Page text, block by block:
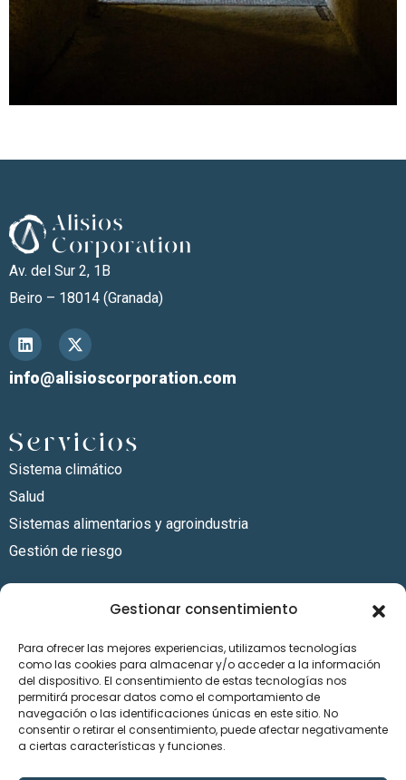
Gestionar consentimiento
Para ofrecer las mejores experiencias, utilizamos tecnologías
como las cookies para almacenar y/o acceder a la información
del dispositivo. El consentimiento de estas tecnologías nos
permitirá procesar datos como el comportamiento de
navegación o las identificaciones únicas en este sitio. No
consentir o retirar el consentimiento, puede afectar negativamente
a ciertas características y funciones.
Av. del Sur 2, 1B
Beiro – 18014 (Granada)
info@alisioscorporation.com
Servicios
Sistema climático
Salud
Sistemas alimentarios y agroindustria
Gestión de riesgo
Sectores
Finanzas
Sistemas humanos
Sector Minero
Recursos